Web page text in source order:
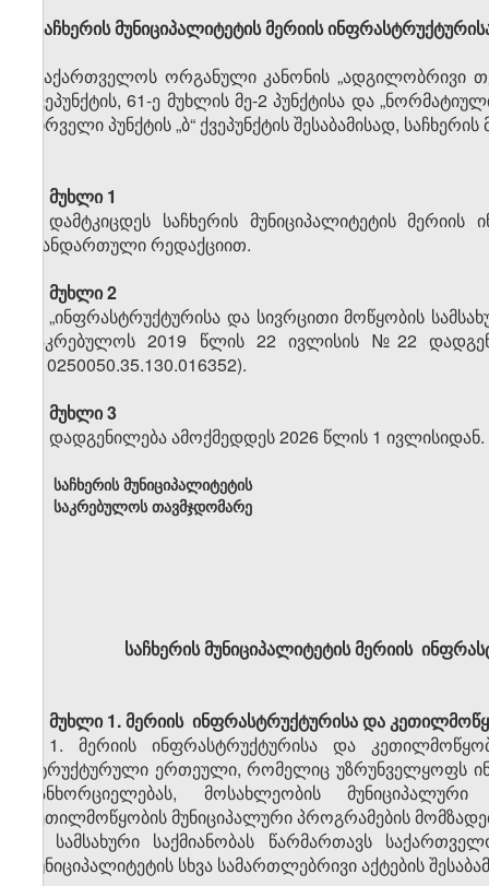
საჩხერის მუნიციპალიტეტის მერიის
საქართველოს ორგანული კანონის „ადგილობრივი
ქვეპუნქტის, 61-ე მუხლის მე-2 პუნქტისა და
პირველი პუნქტის „ბ“ ქვეპუნქტის შესაბამისად,
მუხლი 1
დამტკიცდეს საჩხერის მუნიციპალიტეტის
თანდართული რედაქციით.
მუხლი 2
„ინფრასტრუქტურისა და სივრცითი მოწყობის
საკრებულოს 2019 წლის 22 ივლისის №22
010250050.35.130.016352).
მუხლი 3
დადგენილება ამოქმედდეს 2026 წლის 1 ივლისიდან.
საჩხერის მუნიციპალიტეტის
საკრებულოს თავმჯდომარე
საჩხერის მუნიციპალიტეტის მერიის
მუხლი 1. მერიის ინფრასტრუქტურისა და
1. მერიის ინფრასტრუქტურისა და
სტრუქტურული ერთეული, რომელიც უზრუნველყოფს
განხორციელებას, მოსახლეობის
კეთილმოწყობის მუნიციპალური პროგრამების
2. სამსახური საქმიანობას წარმართავს
მუნიციპალიტეტის სხვა სამართლებრივი აქტების